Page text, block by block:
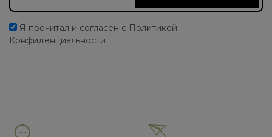
Я прочитал и согласен с Политикой
Конфиденциальности